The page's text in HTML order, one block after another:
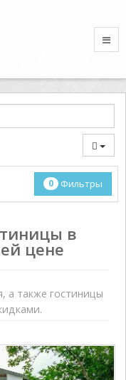
0 Фильтры
в
цене
а также гостиницы
Next